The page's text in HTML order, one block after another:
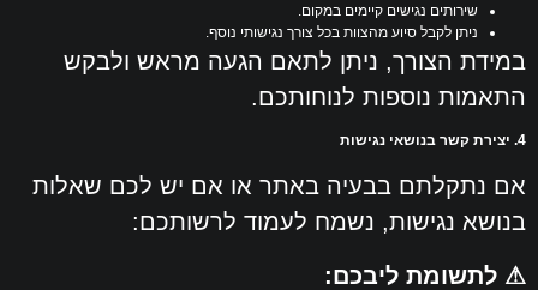
שירותים נגישים קיימים במקום.
ניתן לקבל סיוע מהצוות בכל צורך נגישותי נוסף.
במידת הצורך, ניתן לתאם הגעה מראש ולבקש
התאמות נוספות לנוחותכם.
4. יצירת קשר בנושאי נגישות
אם נתקלתם בבעיה באתר או אם יש לכם שאלות
בנושא נגישות, נשמח לעמוד לרשותכם:
⚠ לתשומת ליבכם: